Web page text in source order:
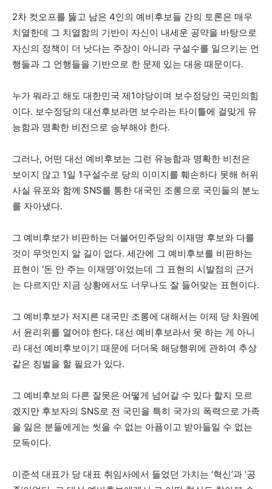
2차 컷오프를 뚫고 남은 4인의 예비후보들 간의 토론은 매우
치열한데 그 치열함의 기반이 자신이 내세운 공약을 바탕으로
자신의 정책이 더 낫다는 주장이 아니라 구설수를 일으키는 언
행들과 그 언행들을 기반으로 한 문제 있는 대응 때문이다.
누가 뭐라고 해도 대한민국 제1야당이며 보수정당인 국민의힘
이다. 보수정당의 대선후보라면 보수라는 타이틀에 걸맞게 유
능함과 명확한 비전으로 승부해야 한다.
그러나, 어떤 대선 예비후보는 그런 유능함과 명확한 비전은
보이지 않고 1일 1구설수로 당의 이미지를 훼손하다 못해 허위
사실 유포와 함께 SNS를 통한 대국민 조롱으로 국민들의 분노
를 자아냈다.
그 예비후보가 비판하는 더불어민주당의 이재명 후보와 다를
것이 무엇인지 알 길이 없다. 세간에 그 예비후보를 비판하는
표현이 ‘돈 안 주는 이재명’이었는데 그 표현의 시발점의 근거
는 다르지만 지금 상황에서도 너무나도 잘 들어맞는 표현이다.
그 예비후보가 저지른 대국민 조롱에 대해서는 이제 당 차원에
서 윤리위를 열어야 한다. 대선 예비후보라서 못 하는 게 아니
라 대선 예비후보이기 때문에 더더욱 해당행위에 관하여 추상
같은 징벌을 할 필요가 있다.
그 예비후보의 다른 잘못은 어떻게 넘어갈 수 있다 할지 모르
겠지만 후보자의 SNS로 전 국민을 특히 국가의 폭력으로 가족
을 잃은 분들에게는 씻을 수 없는 아픔이고 받아들일 수 없는
모독이다.
이준석 대표가 당 대표 취임사에서 들었던 가치는 ‘혁신’과 ‘공